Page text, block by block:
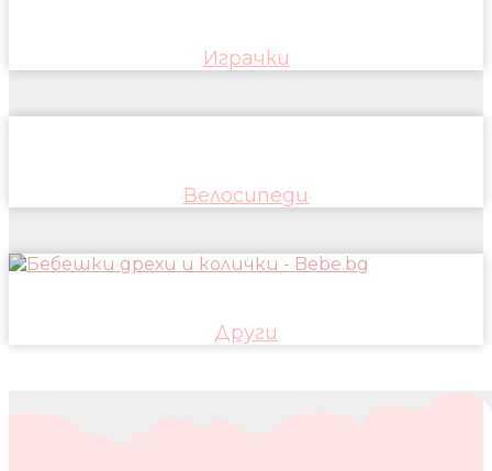
Играчки
Велосипеди
Други